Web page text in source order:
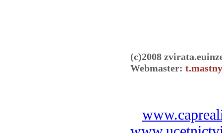
(c)2008
Webmaster: